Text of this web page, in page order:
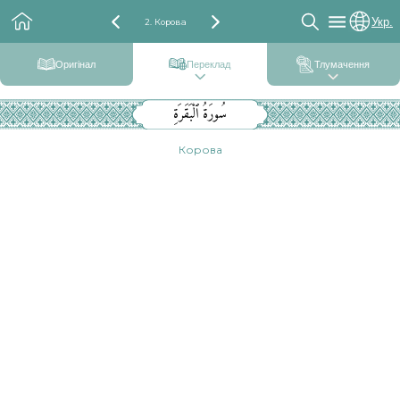
2. Корова Укр.
Оригінал Переклад Тлумачення
سُورَةُ ٱلْبَقَرَةِ
Корова